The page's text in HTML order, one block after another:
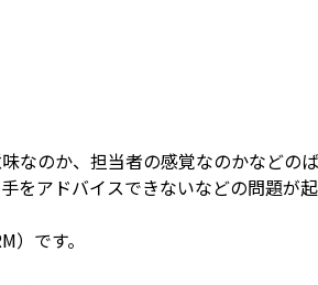
のか、担当者の感覚なのかなどのば
アドバイスできないなどの問題が起
です。